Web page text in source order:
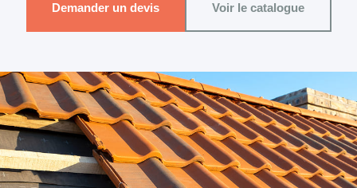
Demander un devis Voir le catalogue